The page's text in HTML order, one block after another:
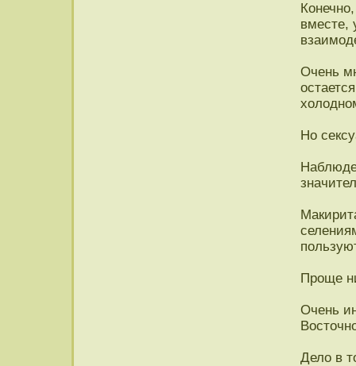
вместе,
Очень
Но
Проще
Очень
Дело в